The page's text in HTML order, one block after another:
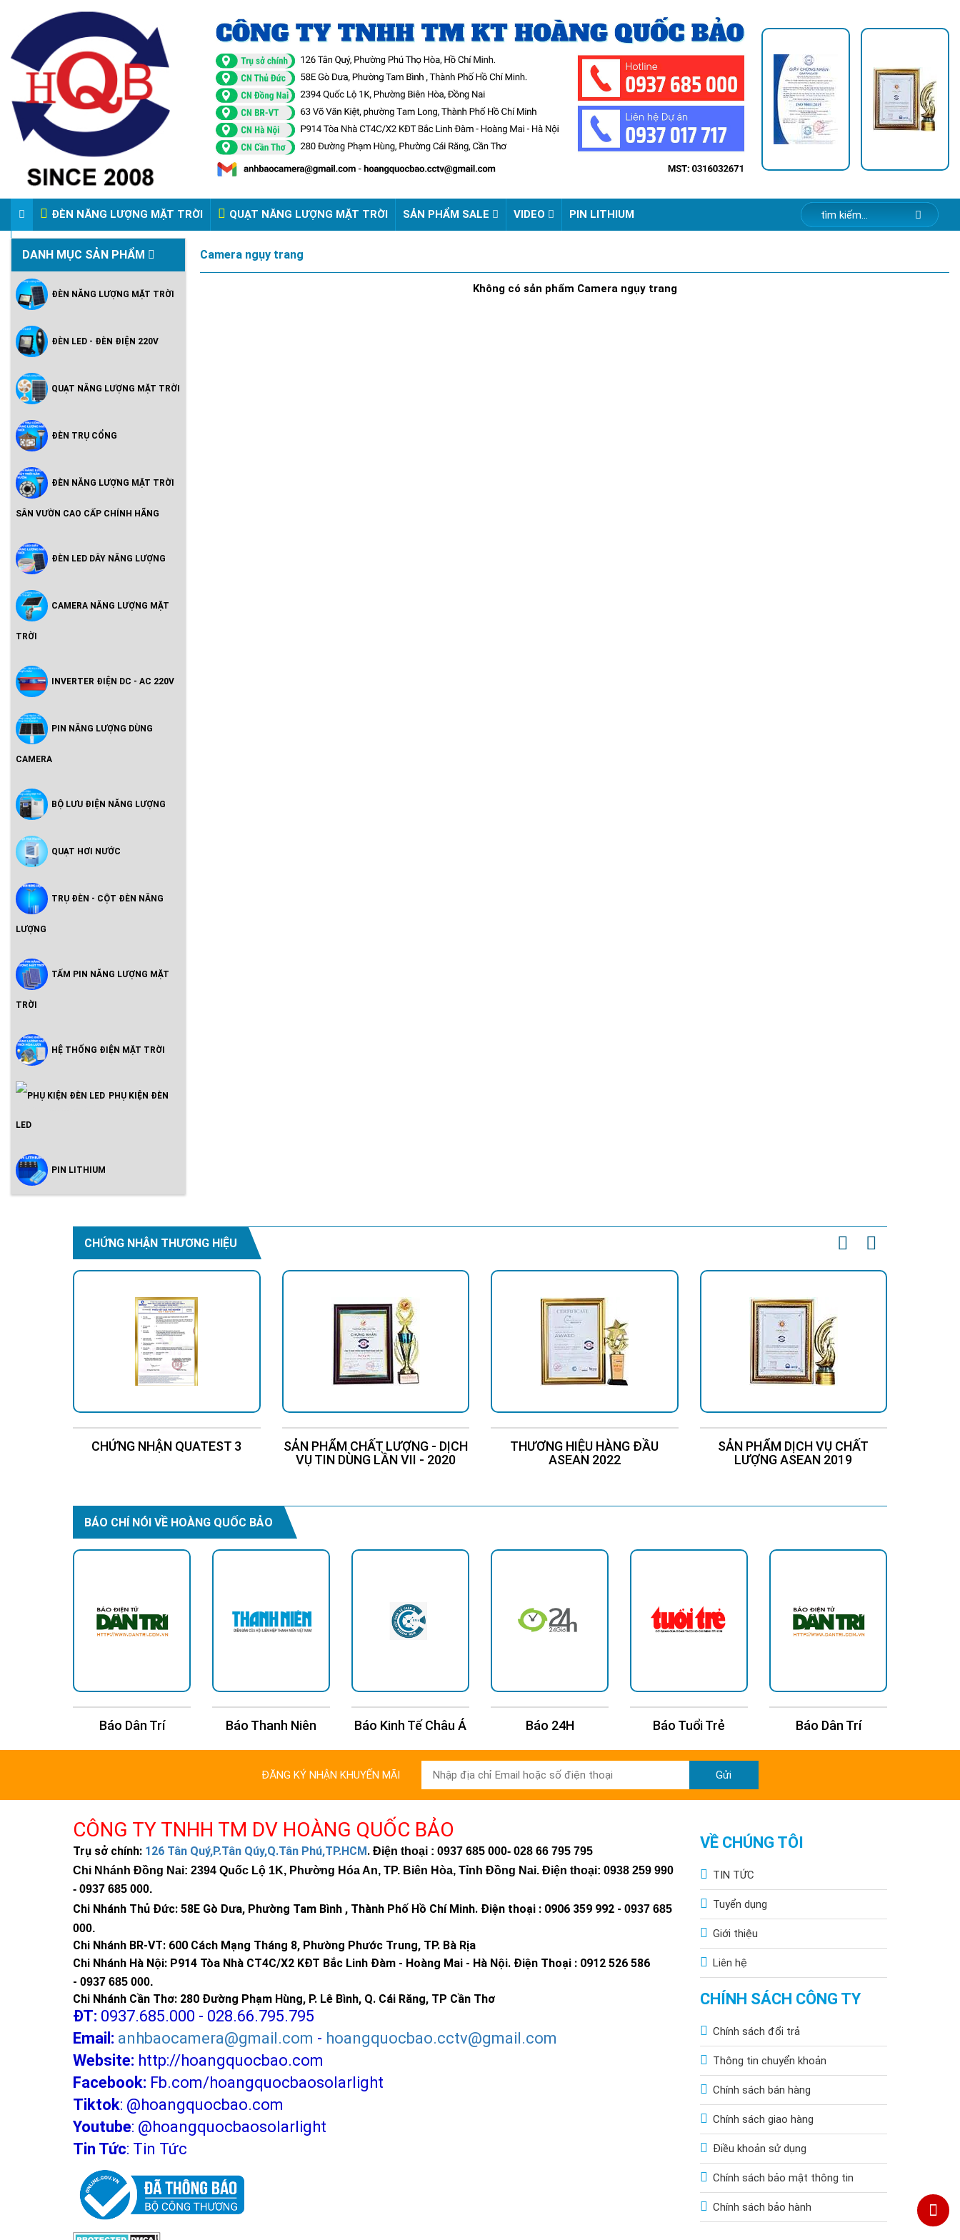
ĐÈN NĂNG LƯỢNG MẶT TRỜI QUẠT NĂNG LƯỢNG MẶT TRỜI SẢN PHẨM SALE VIDEO PIN LITHIUM
VIDEO ĐÈN PHA ĐIỆN 220V
DANH MỤC SẢN PHẨM
ĐÈN NĂNG LƯỢNG MẶT TRỜI
Vườn Cao Cấp Chính Hãng
ĐÈN LED - ĐÈN ĐIỆN 220V
Hoàng Quốc Bảo - Độ Sáng Cao,
QUẠT NĂNG LƯỢNG MẶT TRỜI
ĐÈN TRỤ CỔNG
ĐÈN NĂNG LƯỢNG MẶT TRỜI
SÂN VƯỜN CAO CẤP CHÍNH HÃNG
ĐÈN LED DÂY NĂNG LƯỢNG
CAMERA NĂNG LƯỢNG MẶT
TRỜI
INVERTER ĐIỆN DC - AC 220V
PIN NĂNG LƯỢNG DÙNG
CAMERA
BỘ LƯU ĐIỆN NĂNG LƯỢNG
QUẠT HƠI NƯỚC
TRỤ ĐÈN - CỘT ĐÈN NĂNG
LƯỢNG
TẤM PIN NĂNG LƯỢNG MẶT
TRỜI
HỆ THỐNG ĐIỆN MẶT TRỜI
Inveter Hòa Lưới Có Lưu Trữ -
PHỤ KIỆN ĐÈN
LED
PIN LITHIUM
Camera ngụy trang
Không có sản phẩm Camera ngụy trang
CHỨNG NHẬN THƯƠNG HIỆU
CHỨNG NHẬN QUATEST 3
SẢN PHẨM CHẤT LƯỢNG - DỊCH
VỤ TIN DÙNG LẦN VII - 2020
THƯƠNG HIỆU HÀNG ĐẦU
ASEAN 2022
SẢN PHẨM DỊCH VỤ CHẤT
LƯỢNG ASEAN 2019
BÁO CHÍ NÓI VỀ HOÀNG QUỐC BẢO
Báo Dân Trí Báo Thanh Niên Báo Kinh Tế Châu Á Báo 24H Báo Tuổi Trẻ Báo Dân Trí
ĐĂNG KÝ NHẬN KHUYẾN MÃI Gửi
CÔNG TY TNHH TM DV HOÀNG QUỐC BẢO
Trụ sở chính: 126 Tân Quý,P.Tân Qúy,Q.Tân Phú,TP.HCM. Điện thoại : 0937 685 000- 028 66 795 795
Chi Nhánh Đồng Nai: 2394 Quốc Lộ 1K, Phường Hóa An, TP. Biên Hòa, Tỉnh Đồng Nai. Điện thoại: 0938 259 990
- 0937 685 000.
Chi Nhánh Thủ Đức: 58E Gò Dưa, Phường Tam Bình , Thành Phố Hồ Chí Minh. Điện thoại : 0906 359 992 - 0937 685
000.
Chi Nhánh BR-VT: 600 Cách Mạng Tháng 8, Phường Phước Trung, TP. Bà Rịa
Chi Nhánh Hà Nội: P914 Tòa Nhà CT4C/X2 KĐT Bắc Linh Đàm - Hoàng Mai - Hà Nội. Điện Thoại : 0912 526 586
- 0937 685 000.
Chi Nhánh Cần Thơ: 280 Đường Phạm Hùng, P. Lê Bình, Q. Cái Răng, TP Cần Thơ
ĐT: 0937.685.000 - 028.66.795.795
Email: anhbaocamera@gmail.com - hoangquocbao.cctv@gmail.com
Website: http://hoangquocbao.com
Facebook: Fb.com/hoangquocbaosolarlight
Tiktok: @hoangquocbao.com
Youtube: @hoangquocbaosolarlight
Tin Tức: Tin Tức
VỀ CHÚNG TÔI
TIN TỨC
Tuyển dụng
Giới thiệu
Liên hệ
CHÍNH SÁCH CÔNG TY
Chính sách đổi trả
Thông tin chuyển khoản
Chính sách bán hàng
Chính sách giao hàng
Điều khoản sử dụng
Chính sách bảo mật thông tin
Chính sách bảo hành